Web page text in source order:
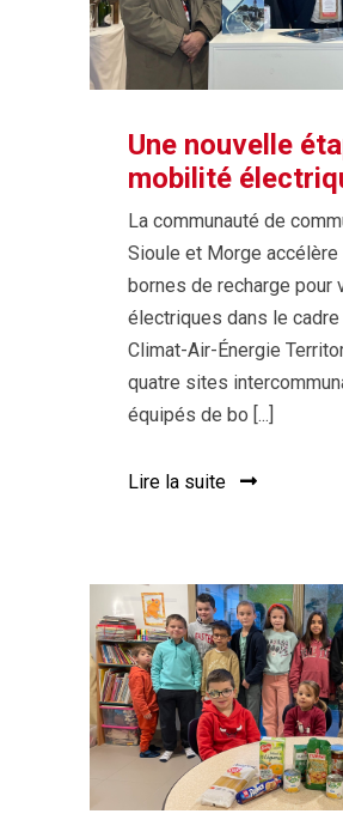
Une nouvelle
mobilité
La communauté de
Sioule et Morge
bornes de recharge pour
électriques dans le
Climat-Air-Énergie
quatre sites
équipés de bo [...]
Lire la suite